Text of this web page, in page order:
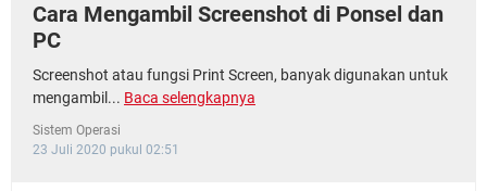
Cara Mengambil Screenshot di Ponsel dan
PC
Screenshot atau fungsi Print Screen, banyak digunakan untuk
mengambil... Baca selengkapnya
Sistem Operasi
23 Juli 2020 pukul 02:51